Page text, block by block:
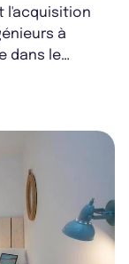
l'acquisition
à
dans le